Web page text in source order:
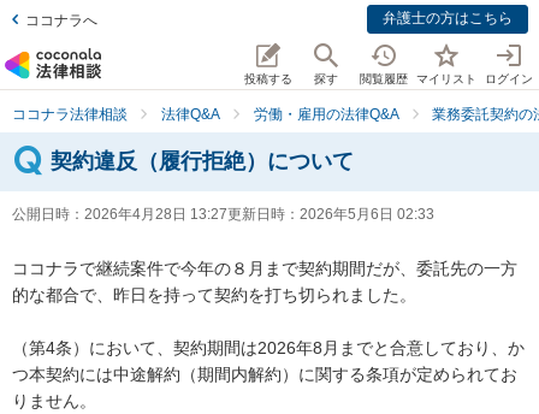
ココナラへ 弁護士の方はこちら
投稿する 探す 閲覧履歴 マイリスト ログイン
ココナラ法律相談 法律Q&A 労働・雇用の法律Q&A 業務委託契約の
契約違反（履行拒絶）について
公開日時： 2026年4月28日 13:27更新日時： 2026年5月6日 02:33
ココナラで継続案件で今年の８月まで契約期間だが、委託先の一方
的な都合で、昨日を持って契約を打ち切られました。
（第4条）において、契約期間は2026年8月までと合意しており、か
つ本契約には中途解約（期間内解約）に関する条項が定められてお
りません。